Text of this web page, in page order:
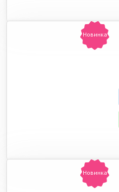
Новинка
Новинка